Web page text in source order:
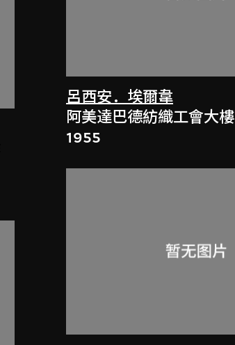
呂西安．埃爾韋
阿美達巴德紡織工會大樓
1955